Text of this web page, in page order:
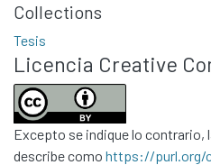
Collections
Tesis
Licencia Creative
Excepto se indique lo contrario,
describe como https://purl.org/